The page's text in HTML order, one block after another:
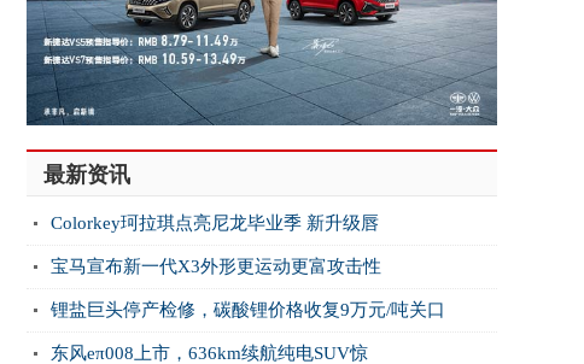
最新资讯
Colorkey珂拉琪点亮尼龙毕业季 新升级唇
宝马宣布新一代X3外形更运动更富攻击性
锂盐巨头停产检修，碳酸锂价格收复9万元/吨关口
东风eπ008上市，636km续航纯电SUV惊